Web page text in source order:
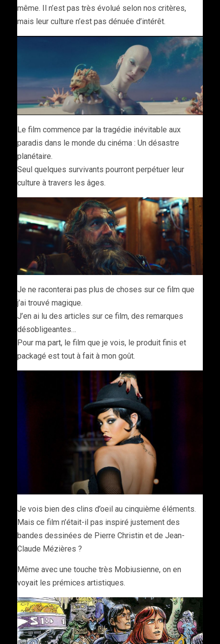
même. Il n’est pas très évolué selon nos critères,
mais leur culture n’est pas dénuée d’intérêt.
Le film commence par la tragédie inévitable aux
paradis dans le monde du cinéma : Un désastre
planétaire.
Seul quelques survivants pourront perpétuer leur
culture à travers les âges.
Je ne raconterai pas plus de choses sur ce film que
j’ai trouvé magique.
J’en ai lu des articles sur ce film, des remarques
désobligeantes…
Pour ma part, le film que je vois, le produit finis et
packagé est tout à fait à mon goût.
Je vois bien des clins d’oeil au cinquième éléments.
Mais ce film n’était-il pas inspiré justement des
bandes dessinées de Pierre Christin et de Jean-
Claude Mézières ?
Même avec une touche très Mobiusienne, on en
voyait les prémices artistiques.